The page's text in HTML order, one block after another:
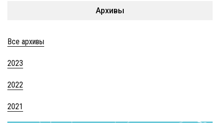
Архивы
Все архивы
2023
2022
2021